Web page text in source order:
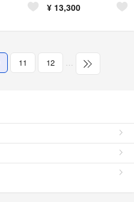
¥ 13,300
11 12 …